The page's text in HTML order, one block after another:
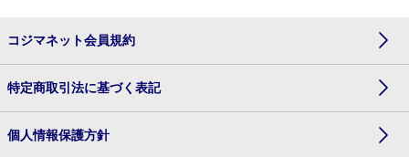
コジマネット会員規約
特定商取引法に基づく表記
個人情報保護方針